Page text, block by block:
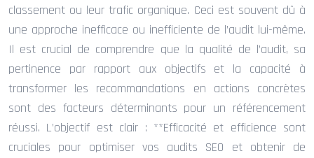
classement ou leur trafic organique. Ceci est souvent dû à
une approche inefficace ou inefficiente de l’audit lui-même.
Il est crucial de comprendre que la qualité de l’audit, sa
pertinence par rapport aux objectifs et la capacité à
transformer les recommandations en actions concrètes
sont des facteurs déterminants pour un référencement
réussi. L’objectif est clair : **Efficacité et efficience sont
cruciales pour optimiser vos audits SEO et obtenir de